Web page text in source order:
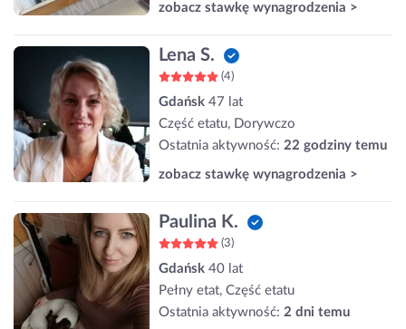
zobacz stawkę wynagrodzenia >
Lena S.
(4)
Gdańsk 47 lat
Część etatu, Dorywczo
Ostatnia aktywność: 22 godziny temu
zobacz stawkę wynagrodzenia >
Paulina K.
(3)
Gdańsk 40 lat
Pełny etat, Część etatu
Ostatnia aktywność: 2 dni temu